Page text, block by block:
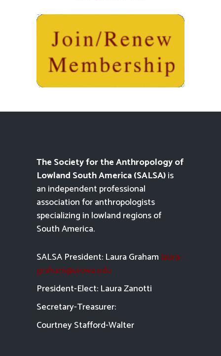
The Society for the Anthropology of
Lowland South America (SALSA)is
an independent professional
association for anthropologists
specializing in lowland regions of
South America.
SALSA President: Laura Graham laura-
graham@uiowa.edu
President-Elect: Laura Zanotti
Secretary-Treasurer:
Courtney Stafford-Walter